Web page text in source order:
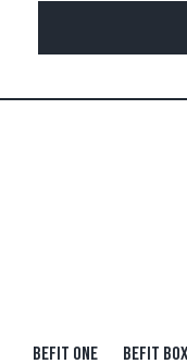
BEFIT ONE BEFIT BOX